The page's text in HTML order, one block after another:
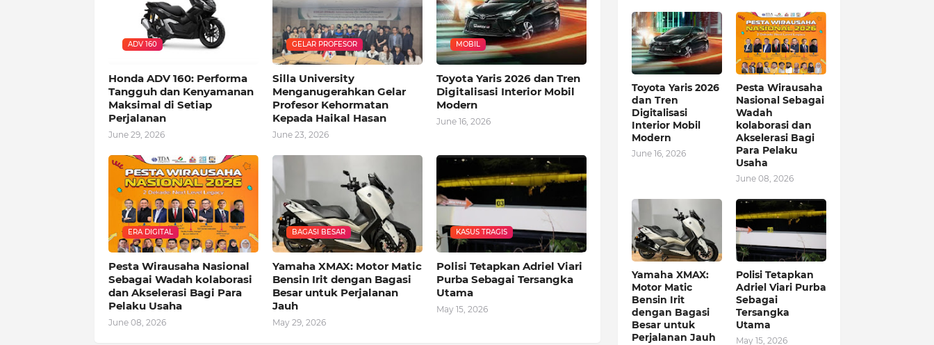
ADV 160
Honda ADV 160: Performa
Tangguh dan Kenyamanan
Maksimal di Setiap
Perjalanan
June 29, 2026
GELAR PROFESOR
Silla University
Menganugerahkan Gelar
Profesor Kehormatan
Kepada Haikal Hasan
June 23, 2026
MOBIL
Toyota Yaris 2026 dan Tren
Digitalisasi Interior Mobil
Modern
June 16, 2026
ERA DIGITAL
Pesta Wirausaha Nasional
Sebagai Wadah kolaborasi
dan Akselerasi Bagi Para
Pelaku Usaha
June 08, 2026
BAGASI BESAR
Yamaha XMAX: Motor Matic
Bensin Irit dengan Bagasi
Besar untuk Perjalanan
Jauh
May 29, 2026
KASUS TRAGIS
Polisi Tetapkan Adriel Viari
Purba Sebagai Tersangka
Utama
May 15, 2026
Toyota Yaris 2026
dan Tren
Digitalisasi
Interior Mobil
Modern
June 16, 2026
Pesta Wirausaha
Nasional Sebagai
Wadah
kolaborasi dan
Akselerasi Bagi
Para Pelaku
Usaha
June 08, 2026
Yamaha XMAX:
Motor Matic
Bensin Irit
dengan Bagasi
Besar untuk
Perjalanan Jauh
Polisi Tetapkan
Adriel Viari Purba
Sebagai
Tersangka
Utama
May 15, 2026